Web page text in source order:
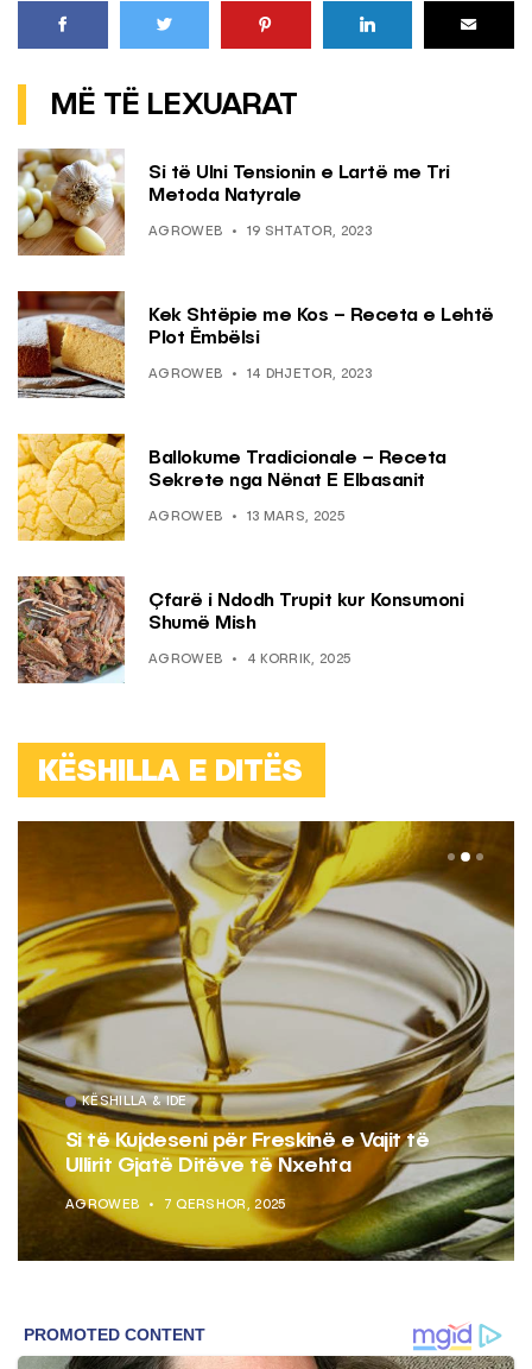
MË TË LEXUARAT
Si të Ulni Tensionin e Lartë me Tri
Metoda Natyrale
AGROWEB 19 SHTATOR, 2023
Kek Shtëpie me Kos – Receta e Lehtë
Plot Ëmbëlsi
AGROWEB 14 DHJETOR, 2023
Ballokume Tradicionale – Receta
Sekrete nga Nënat E Elbasanit
AGROWEB 13 MARS, 2025
Çfarë i Ndodh Trupit kur Konsumoni
Shumë Mish
AGROWEB 4 KORRIK, 2025
KËSHILLA E DITËS
KËSHILLA & IDE
Si të Kujdeseni për Freskinë e Vajit të
Ullirit Gjatë Ditëve të Nxehta
AGROWEB 7 QERSHOR, 2025